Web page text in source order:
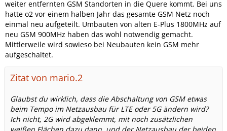
weiter entfernten GSM Standorten in die Quere kommt. Bei uns
hatte o2 vor einem halben Jahr das gesamte GSM Netz noch
einmal neu aufgeteilt. Umbauten von alten E-Plus 1800MHz auf
neu GSM 900MHz haben das wohl notwendig gemacht.
Mittlerweile wird sowieso bei Neubauten kein GSM mehr
aufgeschaltet.
Zitat von mario.2
Glaubst du wirklich, dass die Abschaltung von GSM etwas
beim Tempo im Netzausbau für LTE oder 5G ändern wird?
Ich nicht, 2G wird abgeklemmt, mit noch zusätzlichen